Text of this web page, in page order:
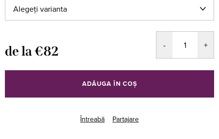
de la€82
preţ:
ADĂUGA ÎN COŞ
Întreabă Partajare